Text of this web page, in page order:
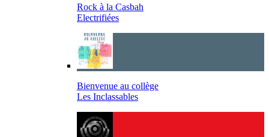
Rock à la Casbah
Electrifiées
Bienvenue au collège
Les Inclassables